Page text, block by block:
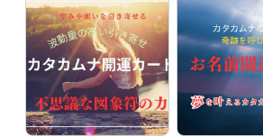
タカムナ講座、イヤシロチ化講座
資格・検定
ファイナンシャルプランナー 取得年 : 1997年
防災士 取得年 : 2018年
相続士 取得年 : 2018年
得意分野